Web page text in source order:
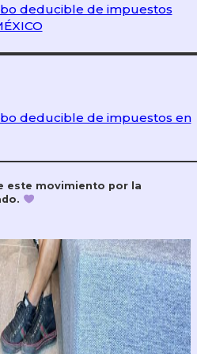
deducible de impuestos
deducible de impuestos en
este movimiento por la